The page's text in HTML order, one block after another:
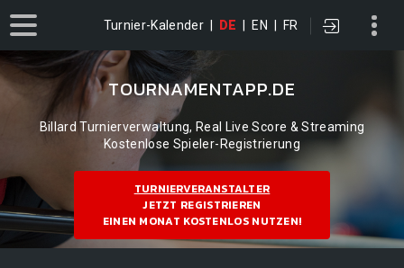
Turnier-Kalender DE EN FR
TOURNAMENTAPP.DE
Billard Turnierverwaltung, Real Live Score & Streaming
Kostenlose Spieler-Registrierung
TURNIERVERANSTALTER
JETZT REGISTRIEREN
EINEN MONAT KOSTENLOS NUTZEN!